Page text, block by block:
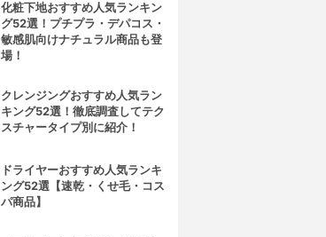
化粧下地おすすめ人気ランキン
グ52選！プチプラ・デパコス・
敏感肌向けナチュラル商品も登
場！
クレンジングおすすめ人気ラン
キング52選！徹底調査してテク
スチャータイプ別に紹介！
ドライヤーおすすめ人気ランキ
ング52選【速乾・くせ毛・コス
パ商品】